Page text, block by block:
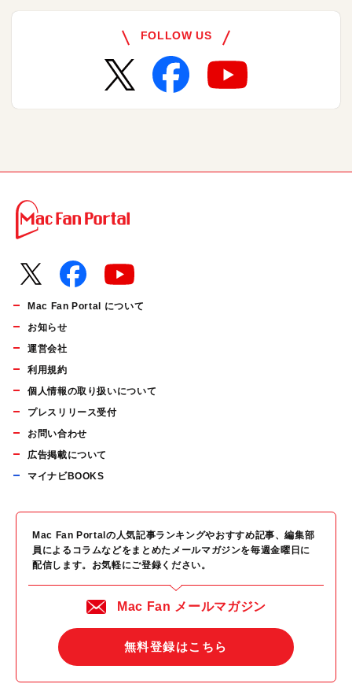
FOLLOW US
Mac Fan Portal について
お知らせ
運営会社
利用規約
個人情報の取り扱いについて
プレスリリース受付
お問い合わせ
広告掲載について
マイナビBOOKS
Mac Fan Portalの人気記事ランキングやおすすめ記事、編集部
員によるコラムなどをまとめたメールマガジンを毎週金曜日に
配信します。お気軽にご登録ください。
Mac Fan メールマガジン
無料登録はこちら